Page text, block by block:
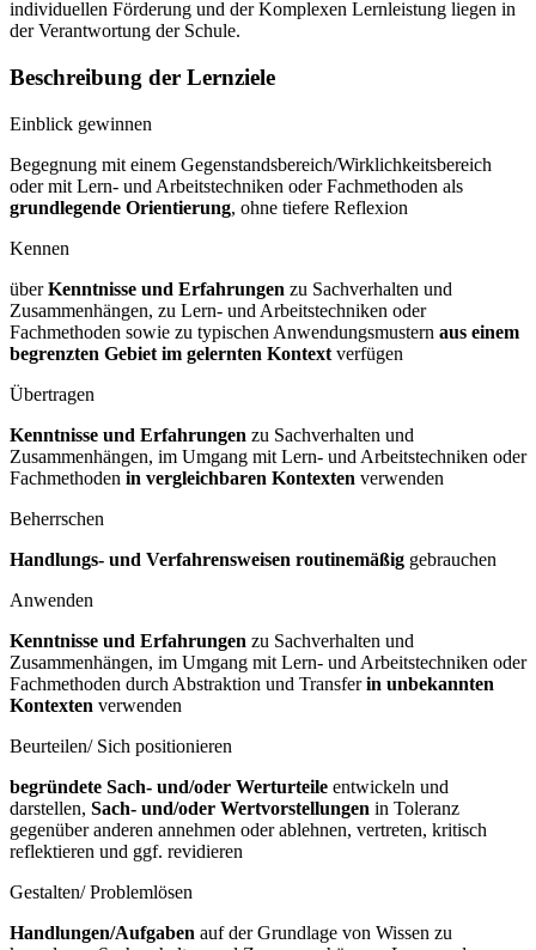
individuellen Förderung und der Komplexen Lernleistung liegen in
der Verantwortung der Schule.
Beschreibung der Lernziele
Einblick gewinnen
Begegnung mit einem Gegenstandsbereich/Wirklichkeitsbereich
oder mit Lern- und Arbeitstechniken oder Fachmethoden als
grundlegende Orientierung, ohne tiefere Reflexion
Kennen
überKenntnisse und Erfahrungen zu Sachverhalten und
Zusammenhängen, zu Lern- und Arbeitstechniken oder
Fachmethoden sowie zu typischen Anwendungsmustern aus einem
begrenzten Gebiet im gelernten Kontext verfügen
Übertragen
Kenntnisse und Erfahrungen zu Sachverhalten und
Zusammenhängen, im Umgang mit Lern- und Arbeitstechniken oder
Fachmethoden in vergleichbaren Kontexten verwenden
Beherrschen
Handlungs- und Verfahrensweisen routinemäßig gebrauchen
Anwenden
Kenntnisse und Erfahrungen zu Sachverhalten und
Zusammenhängen, im Umgang mit Lern- und Arbeitstechniken oder
Fachmethoden durch Abstraktion und Transferin unbekannten
Kontexten verwenden
Beurteilen/ Sich positionieren
begründete Sach- und/oder Werturteile entwickeln und
darstellen, Sach- und/oder Wertvorstellungen in Toleranz
gegenüber anderen annehmen oder ablehnen, vertreten, kritisch
reflektieren und ggf. revidieren
Gestalten/ Problemlösen
Handlungen/Aufgaben auf der Grundlage von Wissen zu